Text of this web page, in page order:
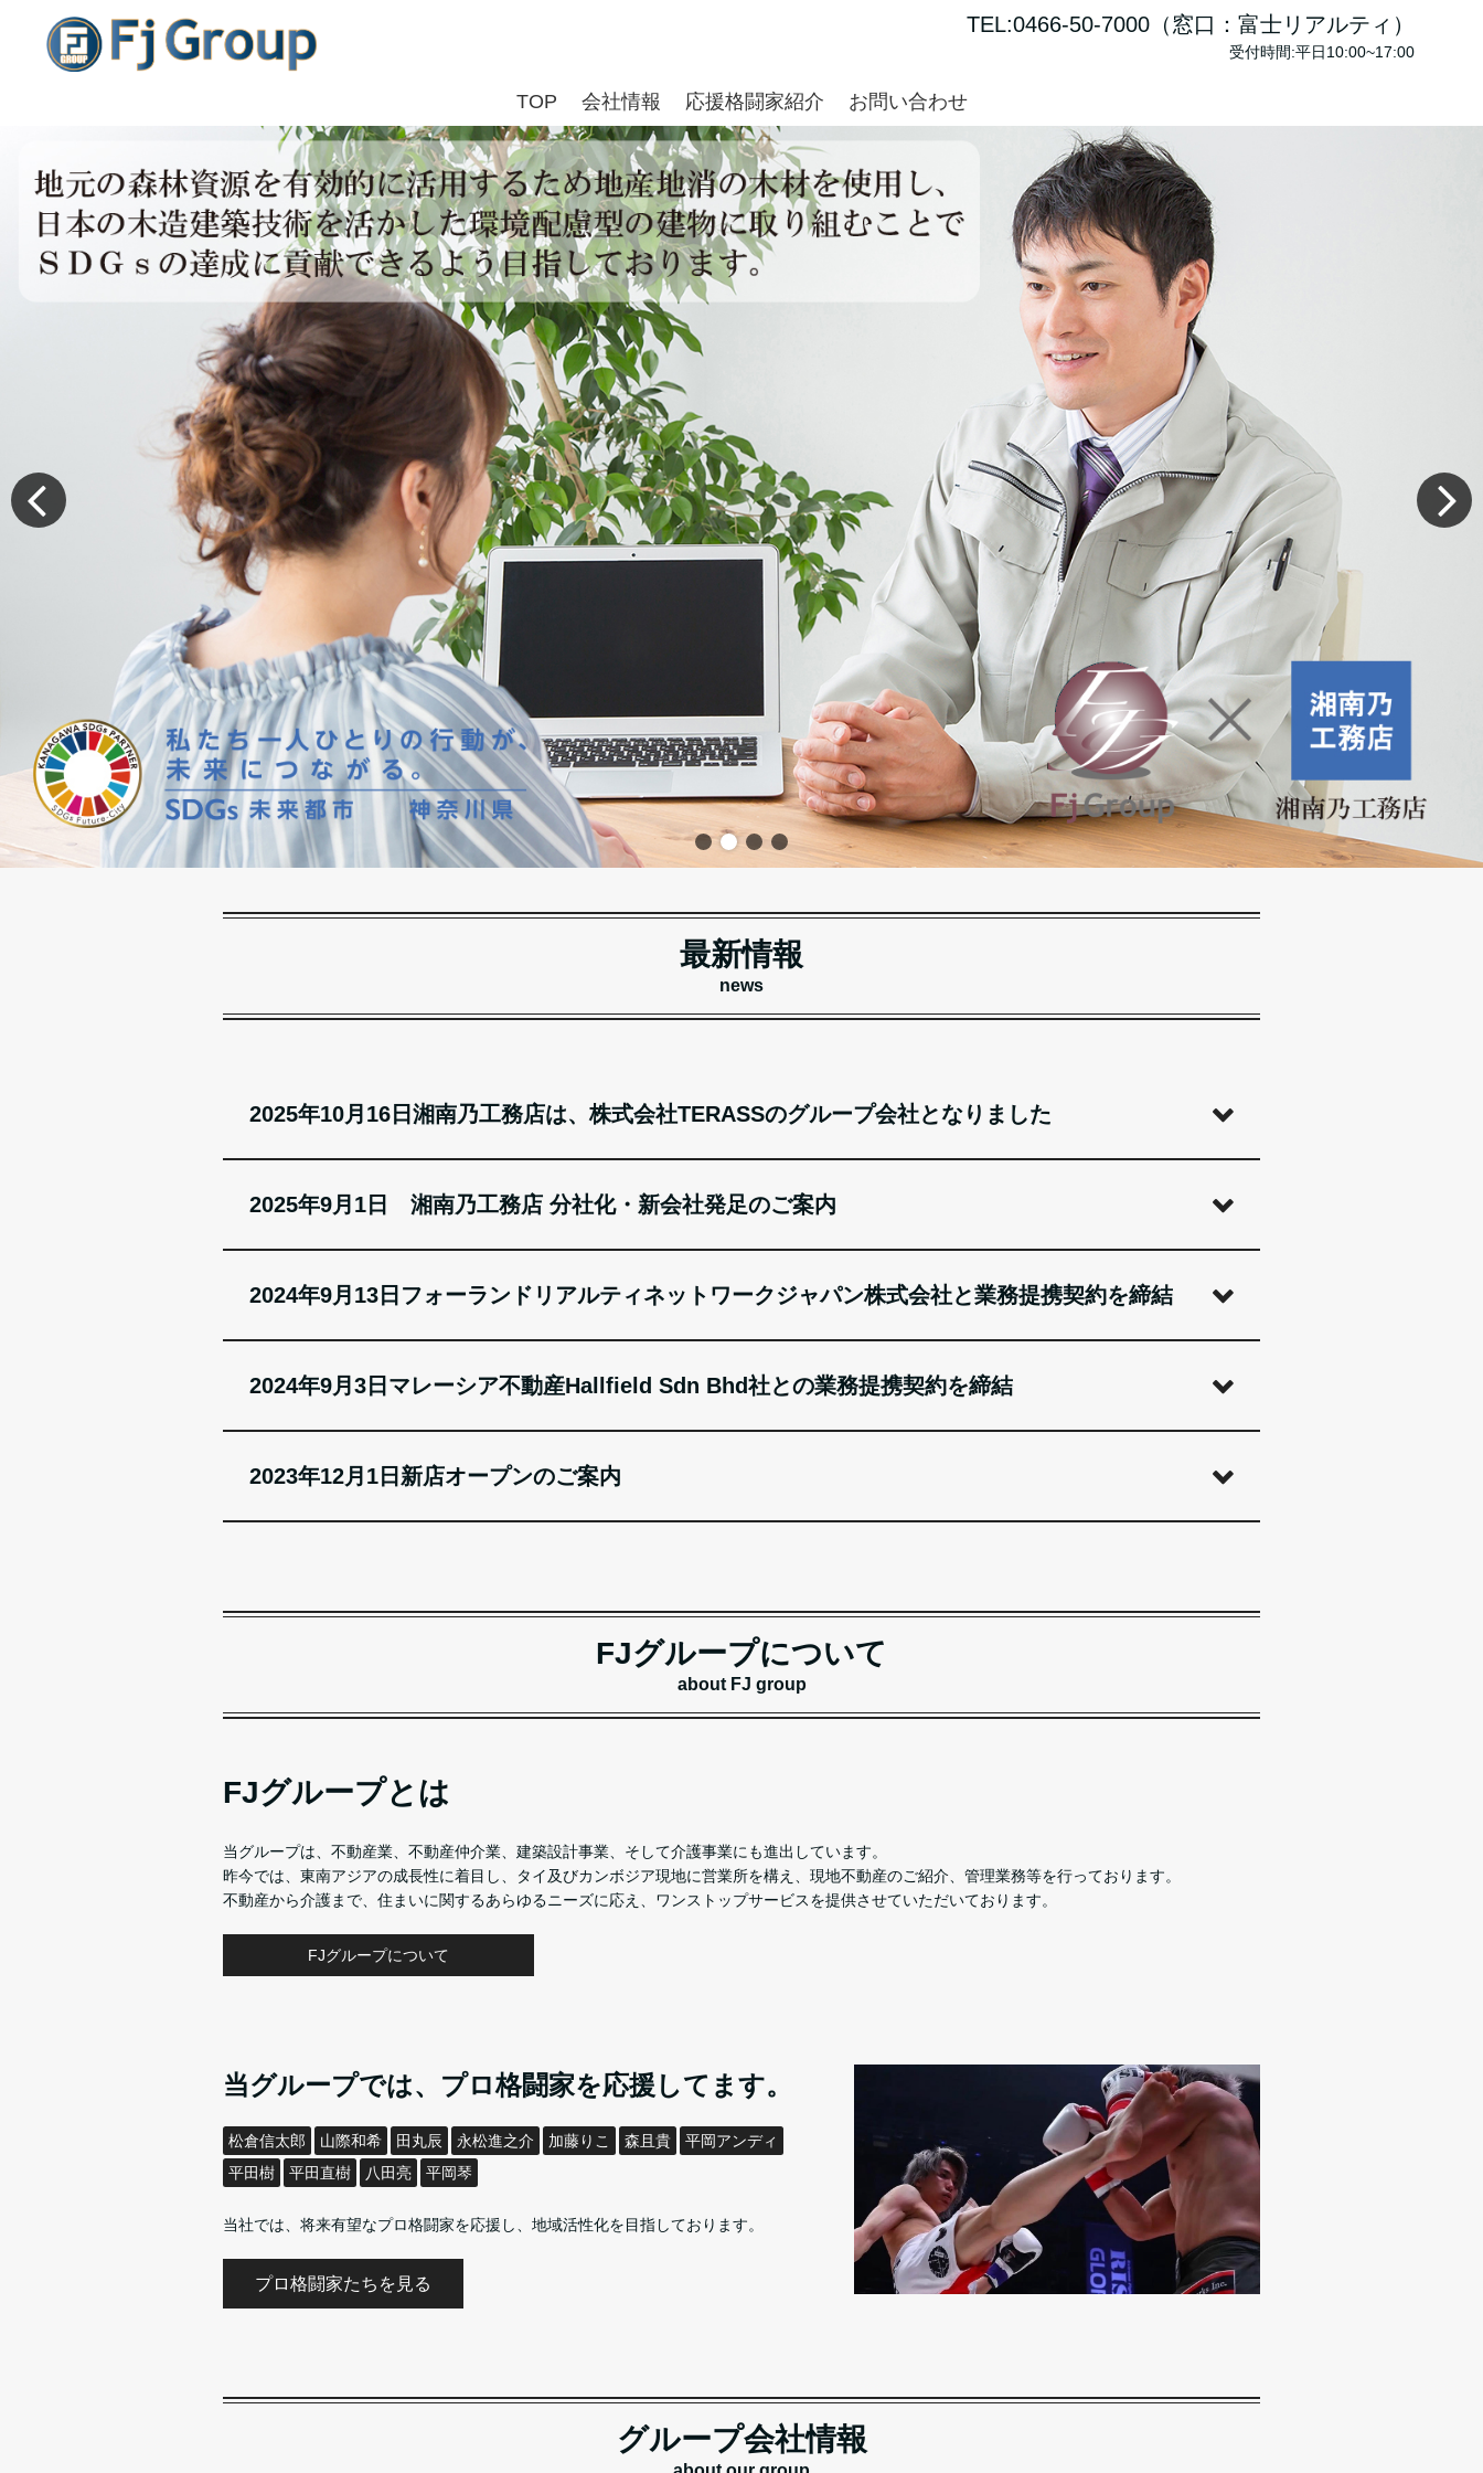
TEL:0466-50-7000（窓口：富士リアルティ）
受付時間:平日10:00~17:00
TOP 会社情報 応援格闘家紹介 お問い合わせ
最新情報
news
2025年10月16日湘南乃工務店は、株式会社TERASSのグループ会社となりました
2025年9月1日 湘南乃工務店 分社化・新会社発足のご案内
2024年9月13日フォーランドリアルティネットワークジャパン株式会社と業務提携契約を締結
2024年9月3日マレーシア不動産Hallfield Sdn Bhd社との業務提携契約を締結
2023年12月1日新店オープンのご案内
FJグループについて
about FJ group
FJグループとは
当グループは、不動産業、不動産仲介業、建築設計事業、そして介護事業にも進出しています。
昨今では、東南アジアの成長性に着目し、タイ及びカンボジア現地に営業所を構え、現地不動産のご紹介、管理業務等を行っております。
不動産から介護まで、住まいに関するあらゆるニーズに応え、ワンストップサービスを提供させていただいております。
FJグループについて
当グループでは、プロ格闘家を応援してます。
松倉信太郎 山際和希 田丸辰 永松進之介 加藤りこ 森且貴
平岡アンディ
平田樹
平田直樹 八田亮 平岡琴
当社では、将来有望なプロ格闘家を応援し、地域活性化を目指しております。
プロ格闘家たちを見る
グループ会社情報